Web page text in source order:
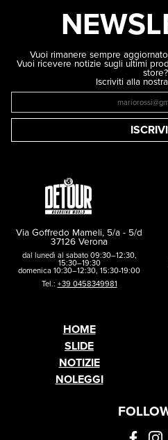
Vuoi rimanere sempre
Vuoi ricevere notizie sugli ultimi
store?
Iscriviti alla
Via Goffredo Mameli, 5/a - 5/d
37126 Verona
dal lunedì al sabato 09:30–12:30,
15:30–19:30
domenica 10:30–12:30, 15:30-19:00
Tel.: +39 0458349981
HOME
SLIDE
NOTIZIE
NOLEGGI